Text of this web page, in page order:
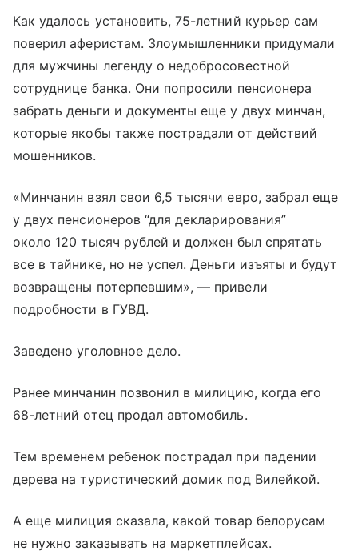
Как удалось установить, 75-летний курьер сам
поверил аферистам. Злоумышленники придумали
для мужчины легенду о недобросовестной
сотруднице банка. Они попросили пенсионера
забрать деньги и документы еще у двух минчан,
которые якобы также пострадали от действий
мошенников.
«Минчанин взял свои 6,5 тысячи евро, забрал еще
у двух пенсионеров “для декларирования”
около 120 тысяч рублей и должен был спрятать
все в тайнике, но не успел. Деньги изъяты и будут
возвращены потерпевшим», — привели
подробности в ГУВД.
Заведено уголовное дело.
Ранее минчанин позвонил в милицию, когда его
68-летний отец продал автомобиль.
Тем временем ребенок пострадал при падении
дерева на туристический домик под Вилейкой.
А еще милиция сказала, какой товар белорусам
не нужно заказывать на маркетплейсах.